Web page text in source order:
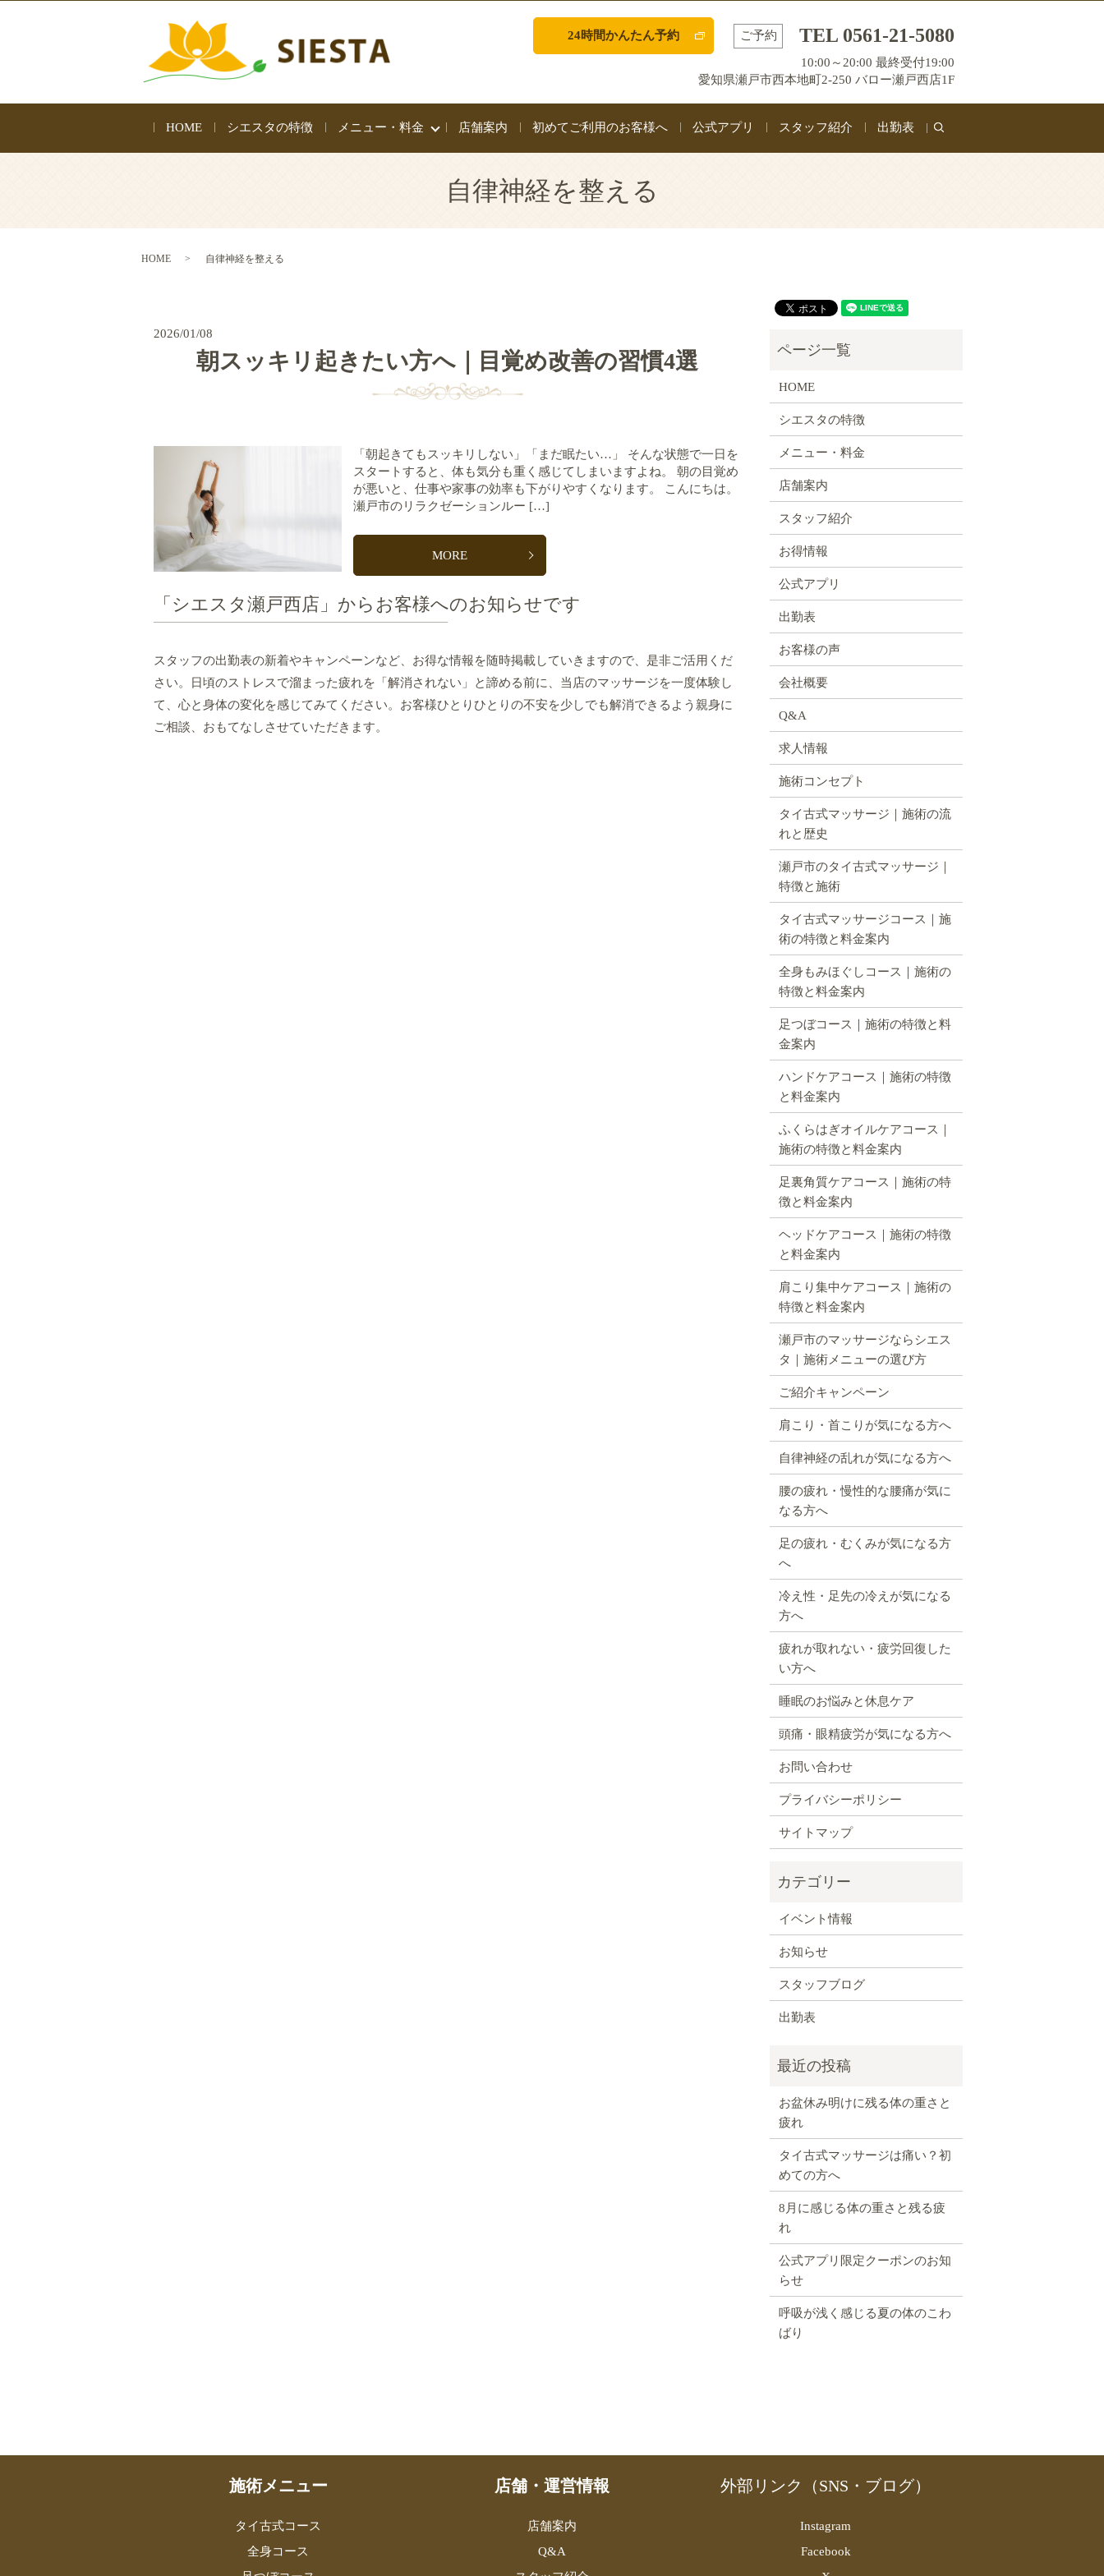
24時間かんたん予約 ご予約 TEL 0561-21-5080
10:00～20:00 最終受付19:00
愛知県瀬戸市西本地町2-250 バロー瀬戸西店1F
HOME シエスタの特徴 メニュー・料金 店舗案内 初めてご利用のお客様へ 公式アプリ スタッフ紹介 出勤表
search
自律神経を整える
HOME 自律神経を整える
2026/01/08
朝スッキリ起きたい方へ｜目覚め改善の習慣4選
「朝起きてもスッキリしない」「まだ眠たい…」 そんな状態で一日を
スタートすると、体も気分も重く感じてしまいますよね。 朝の目覚め
が悪いと、仕事や家事の効率も下がりやすくなります。 こんにちは。
瀬戸市のリラクゼーションルー […]
MORE
「シエスタ瀬戸西店」からお客様へのお知らせです
スタッフの出勤表の新着やキャンペーンなど、お得な情報を随時掲載していきますので、是非ご活用くだ
さい。日頃のストレスで溜まった疲れを「解消されない」と諦める前に、当店のマッサージを一度体験し
て、心と身体の変化を感じてみてください。お客様ひとりひとりの不安を少しでも解消できるよう親身に
ご相談、おもてなしさせていただきます。
HOME
シエスタの特徴
メニュー・料金
店舗案内
スタッフ紹介
お得情報
公式アプリ
出勤表
お客様の声
会社概要
Q&A
求人情報
施術コンセプト
タイ古式マッサージ｜施術の流
れと歴史
瀬戸市のタイ古式マッサージ｜
特徴と施術
タイ古式マッサージコース｜施
術の特徴と料金案内
全身もみほぐしコース｜施術の
特徴と料金案内
足つぼコース｜施術の特徴と料
金案内
ハンドケアコース｜施術の特徴
と料金案内
ふくらはぎオイルケアコース｜
施術の特徴と料金案内
足裏角質ケアコース｜施術の特
徴と料金案内
ヘッドケアコース｜施術の特徴
と料金案内
肩こり集中ケアコース｜施術の
特徴と料金案内
瀬戸市のマッサージならシエス
タ｜施術メニューの選び方
ご紹介キャンペーン
肩こり・首こりが気になる方へ
自律神経の乱れが気になる方へ
腰の疲れ・慢性的な腰痛が気に
なる方へ
足の疲れ・むくみが気になる方
へ
冷え性・足先の冷えが気になる
方へ
疲れが取れない・疲労回復した
い方へ
睡眠のお悩みと休息ケア
頭痛・眼精疲労が気になる方へ
お問い合わせ
プライバシーポリシー
サイトマップ
イベント情報
お知らせ
スタッフブログ
出勤表
お盆休み明けに残る体の重さと
疲れ
タイ古式マッサージは痛い？初
めての方へ
8月に感じる体の重さと残る疲
れ
公式アプリ限定クーポンのお知
らせ
呼吸が浅く感じる夏の体のこわ
ばり
施術メニュー
タイ古式コース
全身コース
店舗・運営情報
店舗案内
Q&A
外部リンク（SNS・ブログ）
Instagram
Facebook